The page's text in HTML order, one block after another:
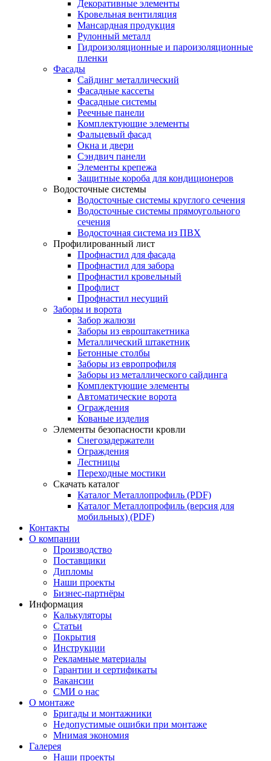
Декоративные элементы
Кровельная вентиляция
Мансардная продукция
Рулонный металл
Гидроизоляционные и пароизоляционные
пленки
Фасады
Сайдинг металлический
Фасадные кассеты
Фасадные системы
Реечные панели
Комплектующие элементы
Фальцевый фасад
Окна и двери
Сэндвич панели
Элементы крепежа
Защитные короба для кондиционеров
Водосточные системы
Водосточные системы круглого сечения
Водосточные системы прямоугольного
сечения
Водосточная система из ПВХ
Профилированный лист
Профнастил для фасада
Профнастил для забора
Профнастил кровельный
Профлист
Профнастил несущий
Заборы и ворота
Забор жалюзи
Заборы из евроштакетника
Металлический штакетник
Бетонные столбы
Заборы из европрофиля
Заборы из металлического сайдинга
Комплектующие элементы
Автоматические ворота
Ограждения
Кованые изделия
Элементы безопасности кровли
Снегозадержатели
Ограждения
Лестницы
Переходные мостики
Скачать каталог
Каталог Металлопрофиль (PDF)
Каталог Металлопрофиль (версия для
мобильных) (PDF)
Контакты
О компании
Производство
Поставщики
Дипломы
Наши проекты
Бизнес-партнёры
Информация
Калькуляторы
Статьи
Покрытия
Инструкции
Рекламные материалы
Гарантии и сертификаты
Вакансии
СМИ о нас
О монтаже
Бригады и монтажники
Недопустимые ошибки при монтаже
Мнимая экономия
Галерея
Наши проекты